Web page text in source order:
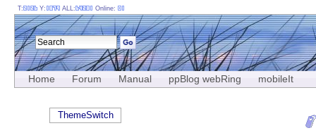
Home Forum Manual ppBlog webRing mobileIt
T: Y: ALL: Online:
ThemeSwitch